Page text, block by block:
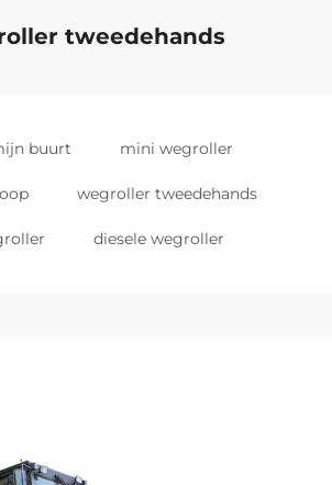
tweedehands
buurt mini wegroller
wegroller tweedehands
diesele wegroller